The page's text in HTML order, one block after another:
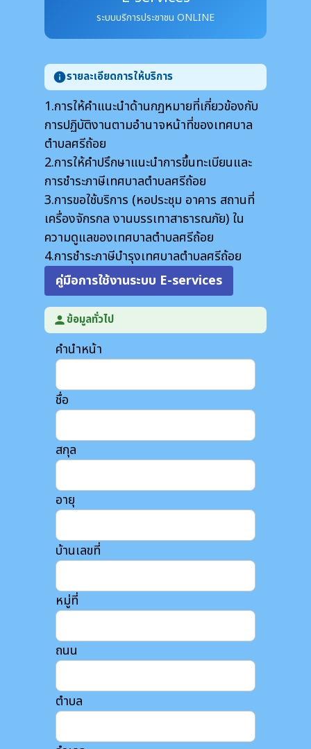
ระบบบริการประชาชน ONLINE
infoรายละเอียดการให้บริการ
1.การให้คำแนะนำด้านกฏหมายที่เกี่ยวข้องกับ
การปฏิบัติงานตามอำนาจหน้าที่ของเทศบาล
ตำบลศรีถ้อย
2.การให้คำปรึกษาแนะนำการขึ้นทะเบียนและ
การชำระภาษีเทศบาลตำบลศรีถ้อย
3.การขอใช้บริการ (หอประชุม อาคาร สถานที่
เครื่องจักรกล งานบรรเทาสาธารณภัย) ใน
ความดูแลของเทศบาลตำบลศรีถ้อย
4.การชำระภาษีบำรุงเทศบาลตำบลศรีถ้อย
คู่มือการใช้งานระบบ E-services
personข้อมูลทั่วไป
คำนำหน้า
ชื่อ
สกุล
อายุ
บ้านเลขที่
หมู่ที่
ถนน
ตำบล